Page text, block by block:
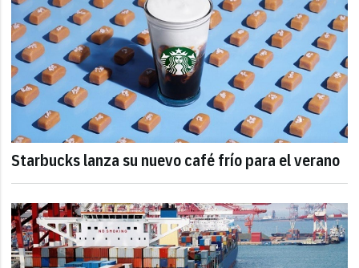
Starbucks lanza su nuevo café frío para el verano